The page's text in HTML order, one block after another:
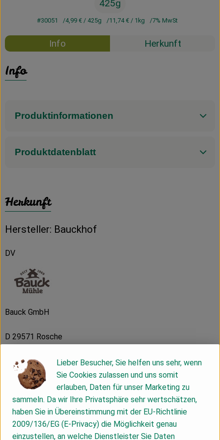
425g
#30051 4,99 €/ 425g 11,74 €/ 1kg 7% MwSt
Info Herkunft
Info
Produktinformationen
Produktdatenblatt
Herkunft
Hersteller: Bauckhof
DV
Bauck GmbH
D 29571 Rosche
Demeter-Erzeugnisse der Region zu vermarkten. Noch heute
ist die Förderung der biologisch-dynamischen
Landwirtschaft eines der wichtigsten Ziele des
Naturkostherstellers.
Vollwertige Müslis, erlesene Mehle, Backmischungen für
saftige Torten, Kuchen und Brote, nahrhafte Porridges und
Lieber Besucher, Sie helfen uns sehr, wenn
Sie Cookies zulassen und uns somit
erlauben, Daten für unser Marketing zu
sammeln. Da wir Ihre Privatsphäre sehr wertschätzen,
haben Sie in Übereinstimmung mit der EU-Richtlinie
2009/136/EG (E-Privacy) die Möglichkeit genau
einzustellen, an welche Dienstleister Sie Daten